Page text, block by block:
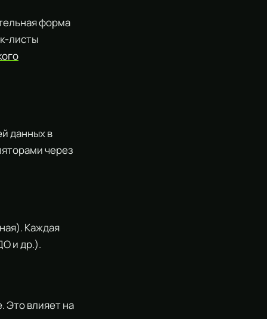
форма
листы
данных в
через
Каждая
и др.).
Это влияет на